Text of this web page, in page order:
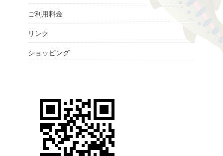
ご利用料金
リンク
ショッピング